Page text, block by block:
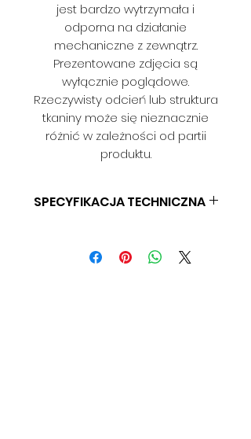
jest bardzo wytrzymała i
odporna na działanie
mechaniczne z zewnątrz.
Prezentowane zdjęcia są
wyłącznie poglądowe.
Rzeczywisty odcień lub struktura
tkaniny może się nieznacznie
różnić w zależności od partii
produktu.
SPECYFIKACJA TECHNICZNA
GRAMATURA: BD
SZEROKOŚĆ: 140 CM